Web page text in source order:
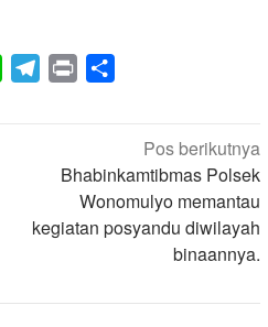
Line Telegram
Print
Pos berikutnya
Bhabinkamtibmas Polsek
Wonomulyo memantau
kegiatan posyandu diwilayah
binaannya.